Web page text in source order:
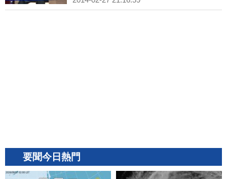
要聞今日熱門